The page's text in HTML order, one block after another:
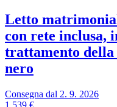
Letto
con rete inclusa,
trattamento
nero
Consegna dal 2. 9. 2026